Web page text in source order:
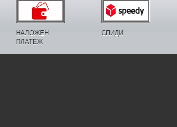
НАЛОЖЕН
ПЛАТЕЖ
СПИДИ